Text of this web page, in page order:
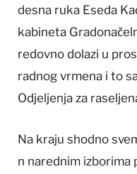
desna ruka Eseda
kabineta
redovno dolazi u
radnog vrmena i to
Odjeljenja za
Na kraju shodno
n narednim izborima